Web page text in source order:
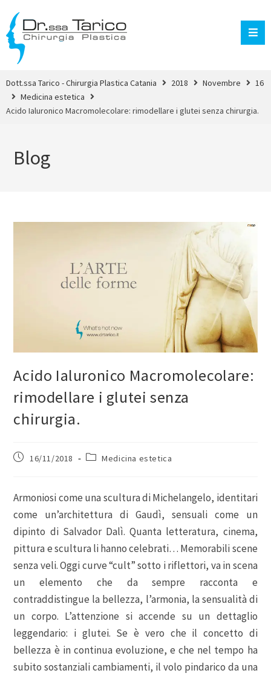
Dott.ssa Tarico - Chirurgia Plastica Catania 2018 Novembre
16
Medicina estetica
Acido Ialuronico Macromolecolare: rimodellare i glutei senza chirurgia.
Blog
Acido Ialuronico Macromolecolare:
rimodellare i glutei senza
chirurgia.
16/11/2018 Medicina estetica
Armoniosi come una scultura di Michelangelo, identitari
come un’architettura di Gaudì, sensuali come un
dipinto di Salvador Dalì. Quanta letteratura, cinema,
pittura e scultura li hanno celebrati… Memorabili scene
senza veli. Oggi curve “cult” sotto i riflettori, va in scena
un elemento che da sempre racconta e
contraddistingue la bellezza, l’armonia, la sensualità di
un corpo. L’attenzione si accende su un dettaglio
leggendario: i glutei. Se è vero che il concetto di
bellezza è in continua evoluzione, e che nel tempo ha
subito sostanziali cambiamenti, il volo pindarico da una